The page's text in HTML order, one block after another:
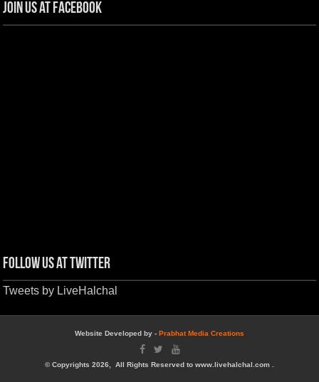
Join us at Facebook
Follow us at Twitter
Tweets by LiveHalchal
Website Developed by - Prabhat Media Creations
© Copyrights 2026, All Rights Reserved to www.livehalchal.com .